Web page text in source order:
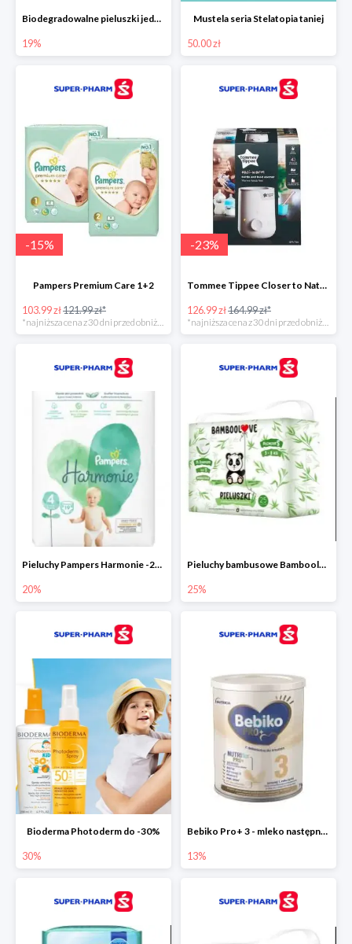
Biodegradowalne pieluszki jednorazowe -19%
19%
Mustela seria Stelatopia taniej
50.00 zł
-15%
Pampers Premium Care 1+2
103.99 zł121.99 zł*
*najniższa cena z 30 dni przed obniżką
-23%
Tommee Tippee Closer to Nature - elektryczny podgrzewacz butelek i pokarmu
126.99 zł164.99 zł*
*najniższa cena z 30 dni przed obniżką
Pieluchy Pampers Harmonie -20%
20%
Pieluchy bambusowe Bamboolove S -25%
25%
Bioderma Photoderm do -30%
30%
Bebiko Pro+ 3 - mleko następne dla dzieci -13%
13%